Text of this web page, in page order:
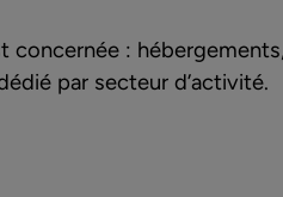
:
par secteur d’activité.